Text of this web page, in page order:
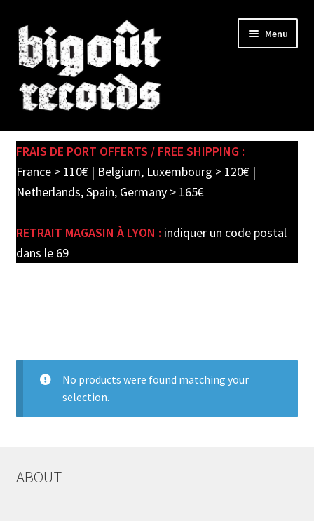
Skip
to
navigation
Skip
to
content
Menu
SHOP
child
PRE-ORDERS
FRAIS DE PORT OFFERTS / FREE SHIPPING :
France > 110€ | Belgium, Luxembourg > 120€ |
Netherlands, Spain, Germany > 165€
RETRAIT MAGASIN À LYON : indiquer un code postal
dans le 69
No products were found matching your
selection.
ABOUT